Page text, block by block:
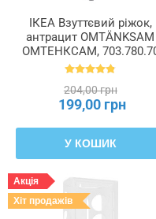
ІКЕА Взуттєвий ріжок,
антрацит OMTÄNKSAM
ОМТЕНКСАМ,
204,00 грн
199,00 грн
У КОШИК
Акція
Хіт продажів